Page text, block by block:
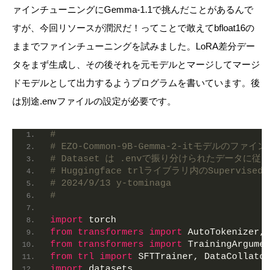
ァインチューニングにGemma-1.1で挑んだことがあるんで
すが、今回リソースが潤沢だ！ってことで敢えてbfloat16の
ままでファインチューニングを試みました。LoRA差分デー
タをまず生成し、その後それを元モデルとマージしてマージ
ドモデルとして出力するようプログラムを書いています。後
は別途.envファイルの設定が必要です。
#
# EZO-Common-9B-Gemma-2-itモデルのファイン
# Dataset は .envで振り分けられたデータに従い
# Huggingface trlライブラリ内のSupervised
# 2024/9/13 y-tominaga
#
import torch
from transformers import AutoTokenizer,
from transformers import
from trl import SFTTrainer,